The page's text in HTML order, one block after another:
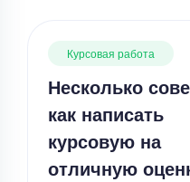
Курсовая работа
Несколько
как написать
курсовую на
отличную